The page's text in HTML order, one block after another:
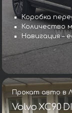
Коробка
Количество
Навигация –
Прокат авто в
Volvo XC90